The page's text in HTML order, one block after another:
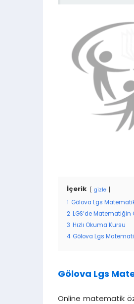
İçerik gizle
Gölova Lgs
2 LGS’de Matematiğin
3
Hızlı Okuma Kursu
4 Gölova Lgs
Gölova Lgs
Online matematik